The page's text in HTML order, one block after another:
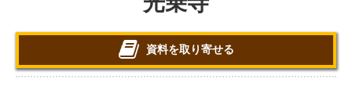
資料を取り寄せる